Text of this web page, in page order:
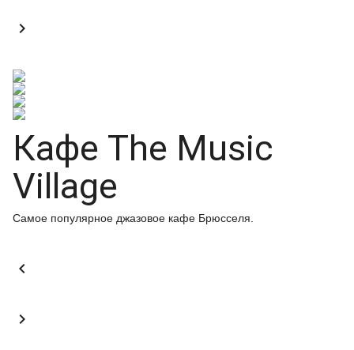

Кафе The Music
Village
Самое популярное джазовое кафе Брюсселя.

